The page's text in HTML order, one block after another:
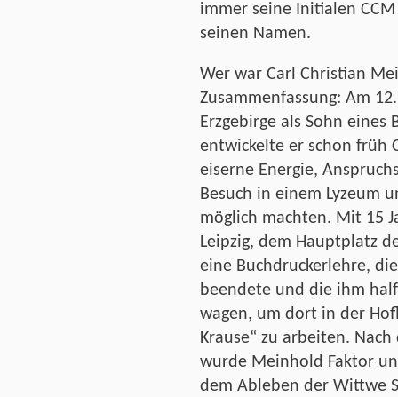
immer seine Initialen
seinen Namen.
Wer war Carl Christian
Zusammenfassung: Am
Erzgebirge als Sohn eines
entwickelte er schon früh
eiserne Energie,
Besuch in einem Lyzeum
möglich machten. Mit 15
Leipzig, dem Hauptplatz
eine Buchdruckerlehre,
beendete und die ihm
wagen, um dort in der
Krause“ zu arbeiten.
wurde Meinhold Faktor
dem Ableben der Wittwe